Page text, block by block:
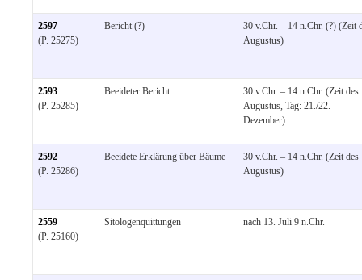
2597
(P. 25275)
Bericht (?)
30 v.Chr. – 14 n.Chr. (?) (Zeit
Augustus)
2593
(P. 25285)
Beeideter Bericht
30 v.Chr. – 14 n.Chr. (Zeit des
Augustus, Tag: 21./22.
Dezember)
2592
(P. 25286)
Beeidete Erklärung über Bäume
30 v.Chr. – 14 n.Chr. (Zeit des
Augustus)
2559
(P. 25160)
Sitologenquittungen nach 13. Juli 9 n.Chr.